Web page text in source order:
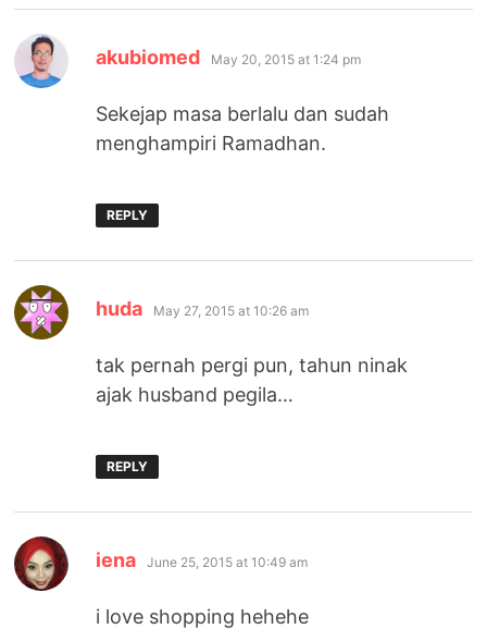
akubiomed says:
May 20, 2015 at 1:24 pm
Sekejap masa berlalu dan sudah
menghampiri Ramadhan.
REPLY
huda says:
May 27, 2015 at 10:26 am
tak pernah pergi pun, tahun ninak
ajak husband pegila…
REPLY
iena says:
June 25, 2015 at 10:49 am
i love shopping hehehe